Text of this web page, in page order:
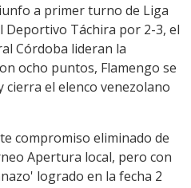
a primer turno de Liga
Deportivo Táchira por 2-3, el
Córdoba lideran la
ocho puntos, Flamengo se
cierra el elenco venezolano
compromiso eliminado de
Apertura local, pero con
logrado en la fecha 2